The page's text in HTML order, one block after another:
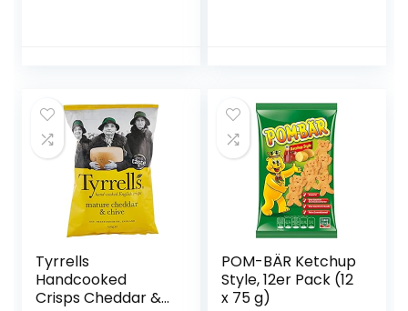
Tyrrells
Handcooked
Crisps Cheddar &
POM-BÄR Ketchup
Style, 12er Pack (12
x 75 g)